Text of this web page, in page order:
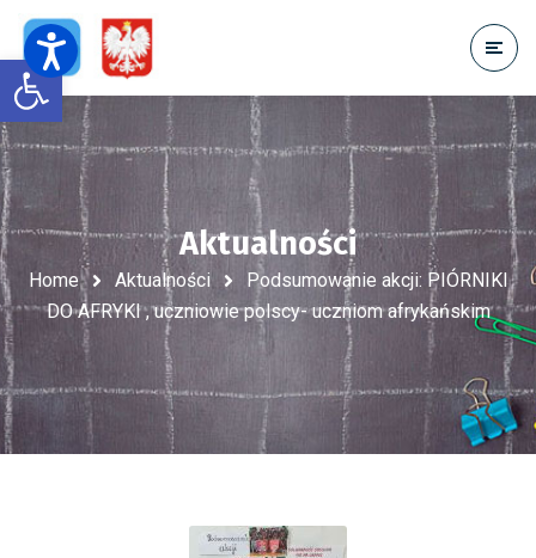
Open toolbar
Aktualności
Home Aktualności
Podsumowanie akcji: PIÓRNIKI
DO AFRYKI , uczniowie polscy- uczniom afrykańskim